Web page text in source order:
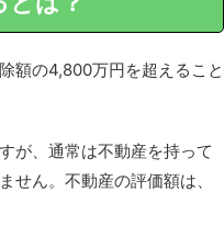
額の4,800万円を超えること
が、通常は不動産を持って
せん。不動産の評価額は、